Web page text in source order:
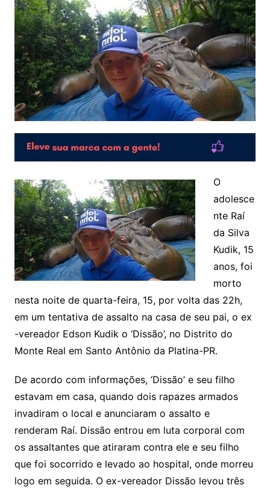
O
adolesce
nte Raí
da Silva
Kudik, 15
anos, foi
morto
nesta noite de quarta-feira, 15, por volta das 22h,
em um tentativa de assalto na casa de seu pai, o ex
-vereador Edson Kudik o ‘Dissão’, no Distrito do
Monte Real em Santo Antônio da Platina-PR.
De acordo com informações, ‘Dissão’ e seu filho
estavam em casa, quando dois rapazes armados
invadiram o local e anunciaram o assalto e
renderam Raí. Dissão entrou em luta corporal com
os assaltantes que atiraram contra ele e seu filho
que foi socorrido e levado ao hospital, onde morreu
logo em seguida. O ex-vereador Dissão levou três